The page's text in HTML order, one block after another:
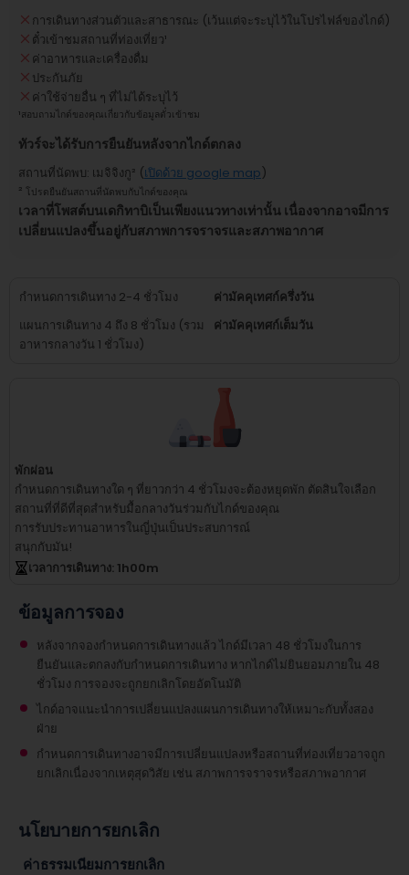
การเดินทางส่วนตัวและสาธารณะ (เว้นแต่จะระบุไว้ในโปรไฟล์ของไกด์)
ตั๋วเข้าชมสถานที่ท่องเที่ยว¹
ค่าอาหารและเครื่องดื่ม
ประกันภัย
ค่าใช้จ่ายอื่น ๆ ที่ไม่ได้ระบุไว้
¹สอบถามไกด์ของคุณเกี่ยวกับข้อมูลตั๋วเข้าชม
ทัวร์จะได้รับการยืนยันหลังจากไกด์ตกลง
สถานที่นัดพบ: เมจิจิงกู² (เปิดด้วย google map)
² โปรดยืนยันสถานที่นัดพบกับไกด์ของคุณ
เวลาที่โพสต์บนเดกิทาบิเป็นเพียงแนวทางเท่านั้น เนื่องจากอาจมีการ
เปลี่ยนแปลงขึ้นอยู่กับสภาพการจราจรและสภาพอากาศ
กำหนดการเดินทาง 2-4 ชั่วโมง
ค่ามัคคุเทศก์ครึ่งวัน
แผนการเดินทาง 4 ถึง 8 ชั่วโมง (รวม
อาหารกลางวัน 1 ชั่วโมง)
ค่ามัคคุเทศก์เต็มวัน
พักผ่อน
กำหนดการเดินทางใด ๆ ที่ยาวกว่า 4 ชั่วโมงจะต้องหยุดพัก ตัดสินใจเลือก
สถานที่ที่ดีที่สุดสำหรับมื้อกลางวันร่วมกับไกด์ของคุณ
การรับประทานอาหารในญี่ปุ่นเป็นประสบการณ์
สนุกกับมัน!
เวลาการเดินทาง: 1h00m
ข้อมูลการจอง
หลังจากจองกำหนดการเดินทางแล้ว ไกด์มีเวลา 48 ชั่วโมงในการ
ยืนยันและตกลงกับกำหนดการเดินทาง หากไกด์ไม่ยินยอมภายใน 48
ชั่วโมง การจองจะถูกยกเลิกโดยอัตโนมัติ
ไกด์อาจแนะนำการเปลี่ยนแปลงแผนการเดินทางให้เหมาะกับทั้งสอง
ฝ่าย
กำหนดการเดินทางอาจมีการเปลี่ยนแปลงหรือสถานที่ท่องเที่ยวอาจถูก
ยกเลิกเนื่องจากเหตุสุดวิสัย เช่น สภาพการจราจรหรือสภาพอากาศ
นโยบายการยกเลิก
ค่าธรรมเนียมการยกเลิก